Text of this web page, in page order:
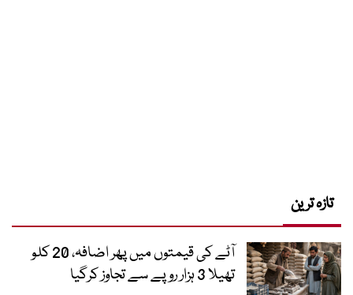
تازہ ترین
آٹے کی قیمتوں میں پھر اضافہ، 20 کلو
تھیلا 3 ہزار روپے سے تجاوز کرگیا